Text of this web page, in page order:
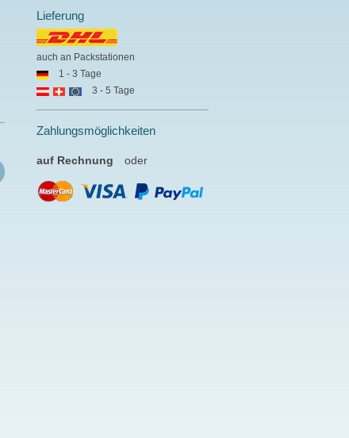
Lieferung
auch an Packstationen
1 - 3 Tage
3 - 5 Tage
Zahlungsmöglichkeiten
auf Rechnung oder